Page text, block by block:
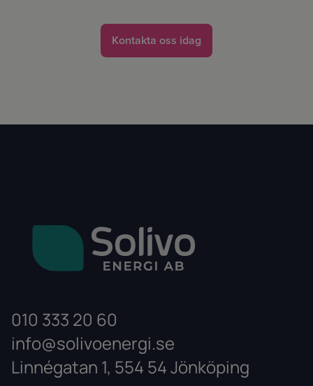
Kontakta oss idag
010 333 20 60
info@solivoenergi.se
Linnégatan 1, 554 54 Jönköping